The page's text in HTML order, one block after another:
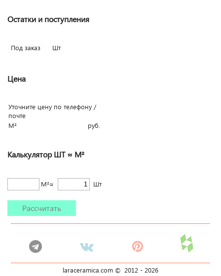
Остатки и поступления
Под заказ Шт
Цена
Уточните цену по телефону /
почте
М²
руб.
Калькулятор ШТ ≈ М²
М²≈ Шт
Рассчитать
laraceramica.com © 2012 - 2026